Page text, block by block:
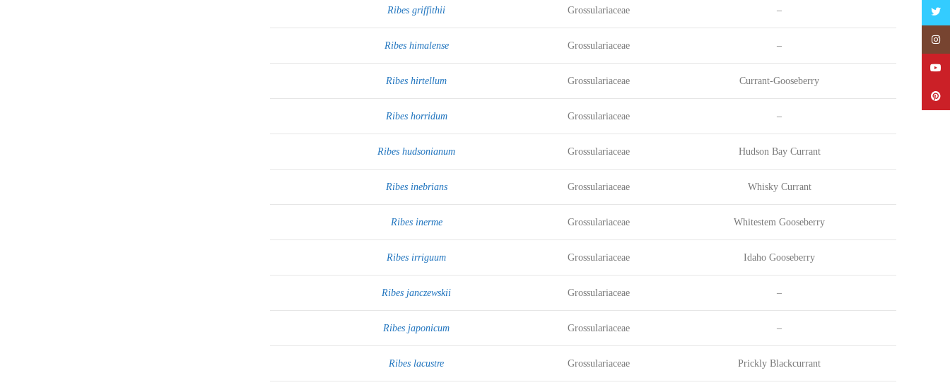
–
Grossulariaceae
Ribes griffithii
–
Grossulariaceae
Ribes himalense
Currant-Gooseberry
Grossulariaceae
Ribes hirtellum
–
Grossulariaceae
Ribes horridum
Hudson Bay Currant
Grossulariaceae
Ribes hudsonianum
Whisky Currant
Grossulariaceae
Ribes inebrians
Whitestem Gooseberry
Grossulariaceae
Ribes inerme
Idaho Gooseberry
Grossulariaceae
Ribes irriguum
–
Grossulariaceae
Ribes janczewskii
–
Grossulariaceae
Ribes japonicum
Prickly Blackcurrant
Grossulariaceae
Ribes lacustre
یوتیوب
پینترست